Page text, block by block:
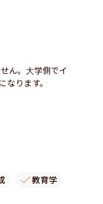
ん。大学側でイ
ります。
教育学